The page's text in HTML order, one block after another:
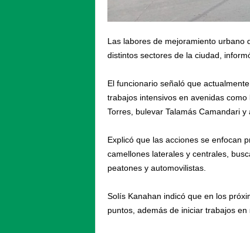
Las labores de mejoramiento urbano
distintos sectores de la ciudad,
El funcionario señaló que
trabajos intensivos en avenidas
Torres, bulevar Talamás Camandari
Explicó que las acciones se enfocan
camellones laterales y centrales,
peatones y automovilistas.
Solís Kanahan indicó que en los
puntos, además de iniciar trabajos